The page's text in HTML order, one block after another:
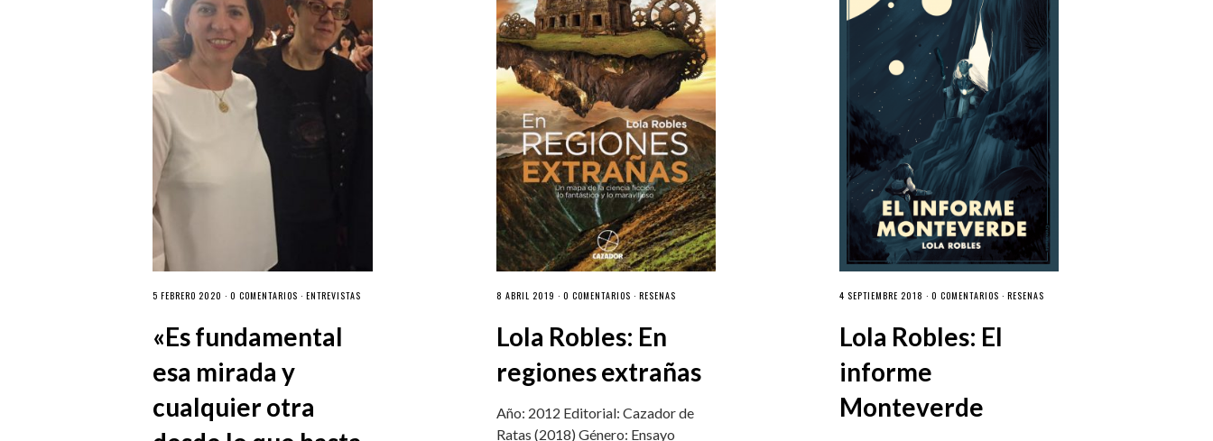
5 FEBRERO 2020 ·0 COMENTARIOS ·ENTREVISTAS
«Es fundamental
esa mirada y
cualquier otra
8 ABRIL 2019 · 0 COMENTARIOS · RESEÑAS
Lola Robles: En
regiones extrañas
Año: 2012 Editorial: Cazador de
Ratas (2018) Género: Ensayo
4 SEPTIEMBRE 2018 ·0 COMENTARIOS ·RESEÑAS
Lola Robles: El
informe
Monteverde